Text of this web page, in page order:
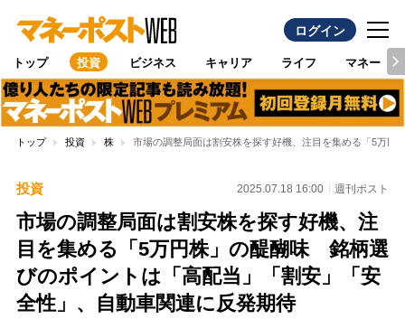
ログイン
トップ 投資 ビジネス キャリア ライフ マネー
トップ 投資 株 市場の調整局面は割安株を探す好機、注目を集める「5万
投資 2025.07.18 16:00 週刊ポスト
市場の調整局面は割安株を探す好機、注
目を集める「5万円株」の醍醐味 銘柄選
びのポイントは「高配当」「割安」「安
全性」、自動車関連に反発期待